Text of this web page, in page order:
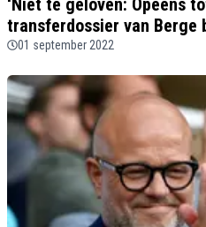
‘Niet te geloven: Opeens
transferdossier van Berge
01 september 2022